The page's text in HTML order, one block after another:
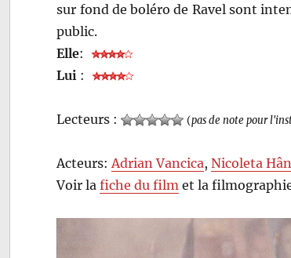
sur fond de boléro de Ravel sont
public.
Elle:
Lui :
Lecteurs : (pas de note pour
Acteurs: Adrian Vancica,Nicoleta
Voir lafiche du film et la